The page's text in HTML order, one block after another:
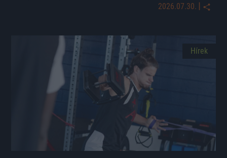
2026.07.30.
Hírek